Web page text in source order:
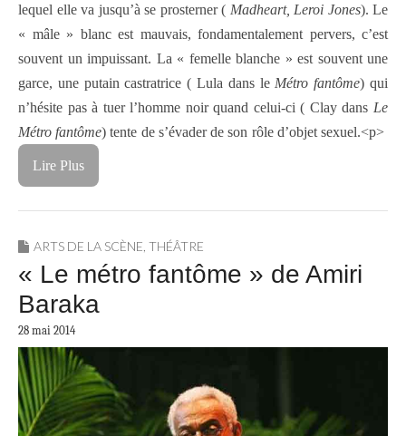
lequel elle va jusqu’à se prosterner ( Madheart, Leroi Jones). Le
« mâle » blanc est mauvais, fondamentalement pervers, c’est
souvent un impuissant. La « femelle blanche » est souvent une
garce, une putain castratrice ( Lula dans le Métro fantôme) qui
n’hésite pas à tuer l’homme noir quand celui-ci ( Clay dans Le
Métro fantôme) tente de s’évader de son rôle d’objet sexuel.<p>
Lire Plus
ARTS DE LA SCÈNE THÉÂTRE
« Le métro fantôme » de Amiri
Baraka
28 mai 2014